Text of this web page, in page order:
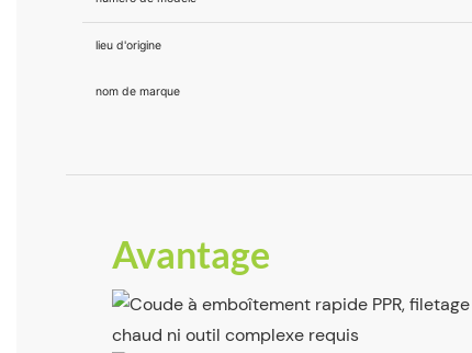
lieu d'origine
nom de marque
Avantage
chaud ni outil complexe requis